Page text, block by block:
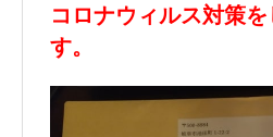
コロナウィルス対策
す。